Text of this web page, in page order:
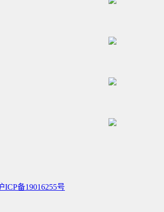
ICP备19016255号